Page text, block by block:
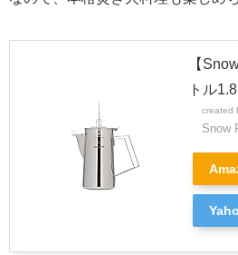
【
トル1.8
created
Snow